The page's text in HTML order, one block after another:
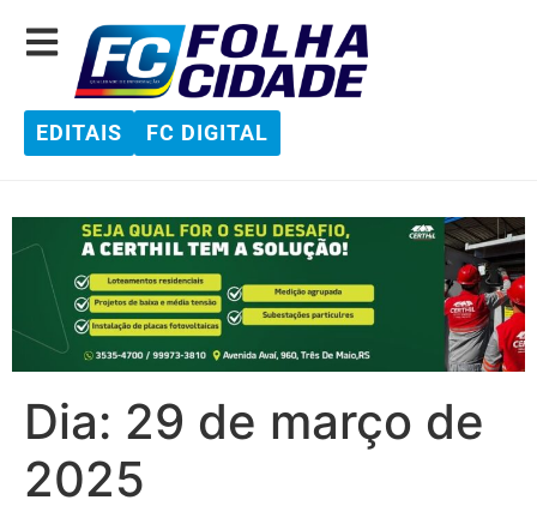
EDITAIS FC DIGITAL
Dia: 29 de março de
2025